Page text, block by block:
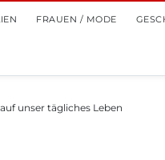
FRAUEN / MODE
unser tägliches Leben